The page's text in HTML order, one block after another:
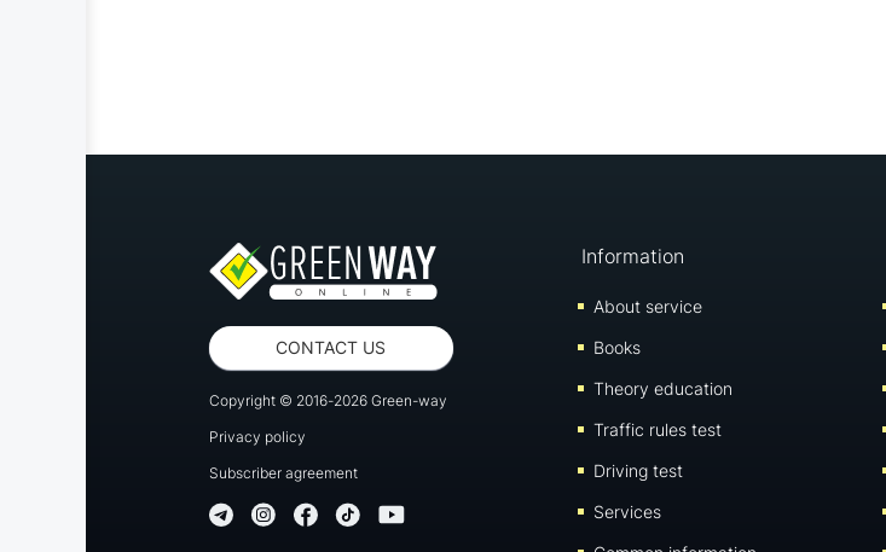
CONTACT US
Copyright © 2016-2026 Green-way
Privacy policy
Subscriber agreement
Information
About service
Books
Theory education
Traffic rules test
Driving test
Services